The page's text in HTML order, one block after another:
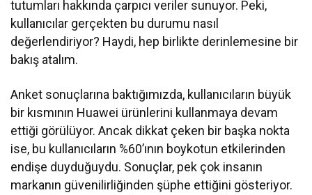
tutumları hakkında çarpıcı veriler sunuyor. Peki,
kullanıcılar gerçekten bu durumu nasıl
değerlendiriyor? Haydi, hep birlikte derinlemesine bir
bakış atalım.
Anket sonuçlarına baktığımızda, kullanıcıların büyük
bir kısmının Huawei ürünlerini kullanmaya devam
ettiği görülüyor. Ancak dikkat çeken bir başka nokta
ise, bu kullanıcıların %60’ının boykotun etkilerinden
endişe duyduğuydu. Sonuçlar, pek çok insanın
markanın güvenilirliğinden şüphe ettiğini gösteriyor.